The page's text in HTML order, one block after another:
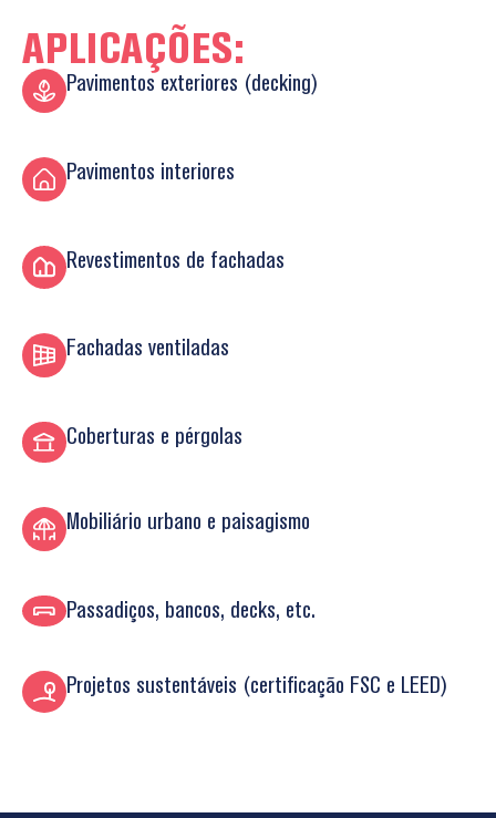
APLICAÇÕES:
Pavimentos exteriores (decking)
Pavimentos interiores
Revestimentos de fachadas
Fachadas ventiladas
Coberturas e pérgolas
Mobiliário urbano e paisagismo
Passadiços, bancos, decks, etc.
Projetos sustentáveis (certificação FSC e LEED)